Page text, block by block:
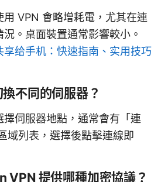
VPN 會略增耗電，尤其在連
。桌面裝置通常影響較小。
享给手机：快速指南、实用技巧
不同的伺服器？
伺服器地點，通常會有「連
域列表，選擇後點擊連線即
VPN 提供哪種加密協議？